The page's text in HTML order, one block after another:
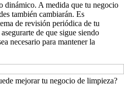
dinámico. A medida que tu negocio
también cambiarán. Es
de revisión periódica de tu
de que sigue siendo
necesario para mantener la
mejorar tu negocio de limpieza?